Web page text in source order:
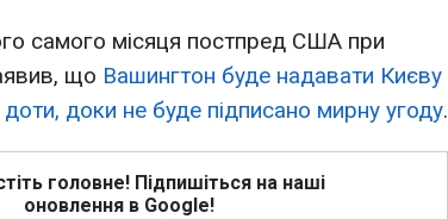
самого місяця постпред США при
що Вашингтон буде надавати Києву
доки не буде підписано мирну угоду.
головне! Підпишіться на наші
оновлення в Google!